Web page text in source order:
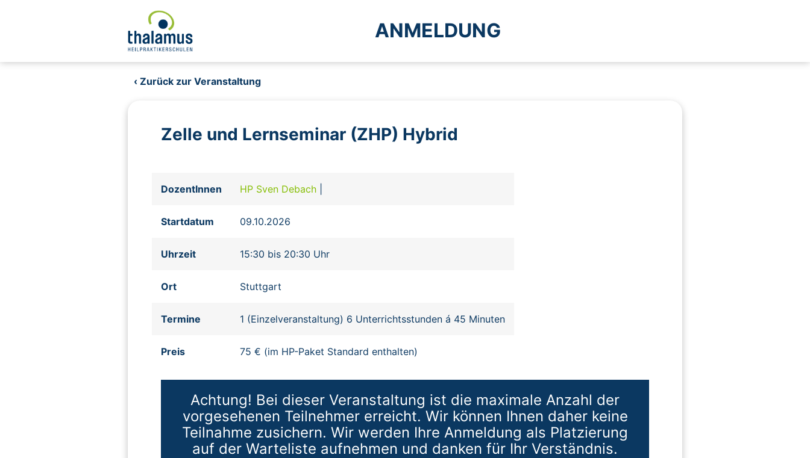
ANMELDUNG
‹ Zurück zur Veranstaltung
Zelle und Lernseminar (ZHP) Hybrid
DozentInnen HP Sven Debach
Startdatum 09.10.2026
Uhrzeit 15:30 bis 20:30 Uhr
Ort Stuttgart
Termine 1 (Einzelveranstaltung) 6 Unterrichtsstunden á 45 Minuten
Preis 75 € (im HP-Paket Standard enthalten)
Achtung! Bei dieser Veranstaltung ist die maximale Anzahl der
vorgesehenen Teilnehmer erreicht. Wir können Ihnen daher keine
Teilnahme zusichern. Wir werden Ihre Anmeldung als Platzierung
auf der Warteliste aufnehmen und danken für Ihr Verständnis.